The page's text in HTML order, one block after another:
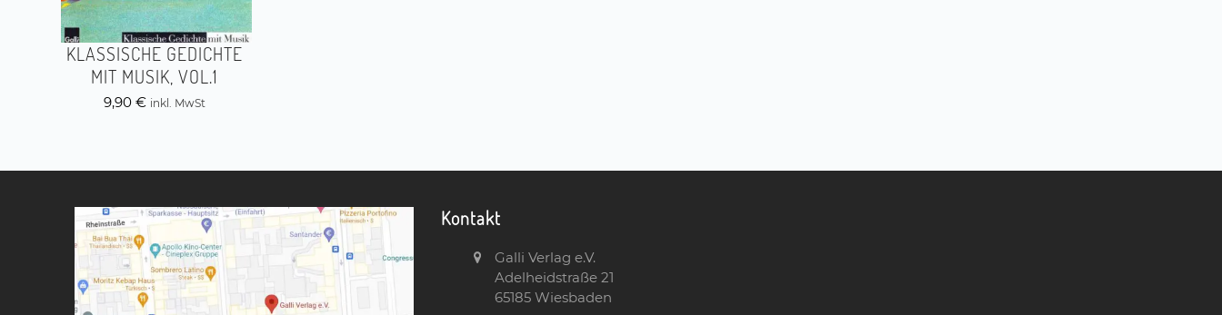
KLASSISCHE GEDICHTE
MIT MUSIK, VOL.1
9,90 € inkl. MwSt
Kontakt
Galli Verlag e.V.
Adelheidstraße 21
65185 Wiesbaden